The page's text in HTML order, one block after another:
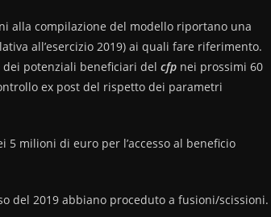
alla compilazione del modello riportano una
all’esercizio 2019) ai quali fare riferimento.
potenziali beneficiari del cfp nei prossimi 60
ex post del rispetto dei parametri
milioni di euro per l’accesso al beneficio
del 2019 abbiano proceduto a fusioni/scissioni.